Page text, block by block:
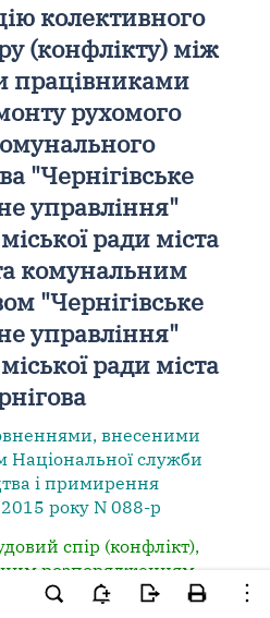
колективного
(конфлікту) між
рухомого
"Чернігівське
управління"
ради міста
комунальним
"Чернігівське
управління"
ради міста
внесеними
служби
і примирення
2015 року N 088-р
спір (конфлікт),
розпорядженням,
як вирішений